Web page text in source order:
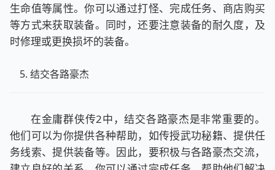
生命值等属性。你可以通过打怪、完成任务、商店购买
等方式来获取装备。同时，还要注意装备的耐久度，及
时修理或更换损坏的装备。
结交各路豪杰
在金庸群侠传2中，结交各路豪杰是非常重要的。
他们可以为你提供各种帮助，如传授武功秘籍、提供任
务线索、提供装备等。因此，要积极与各路豪杰交流，